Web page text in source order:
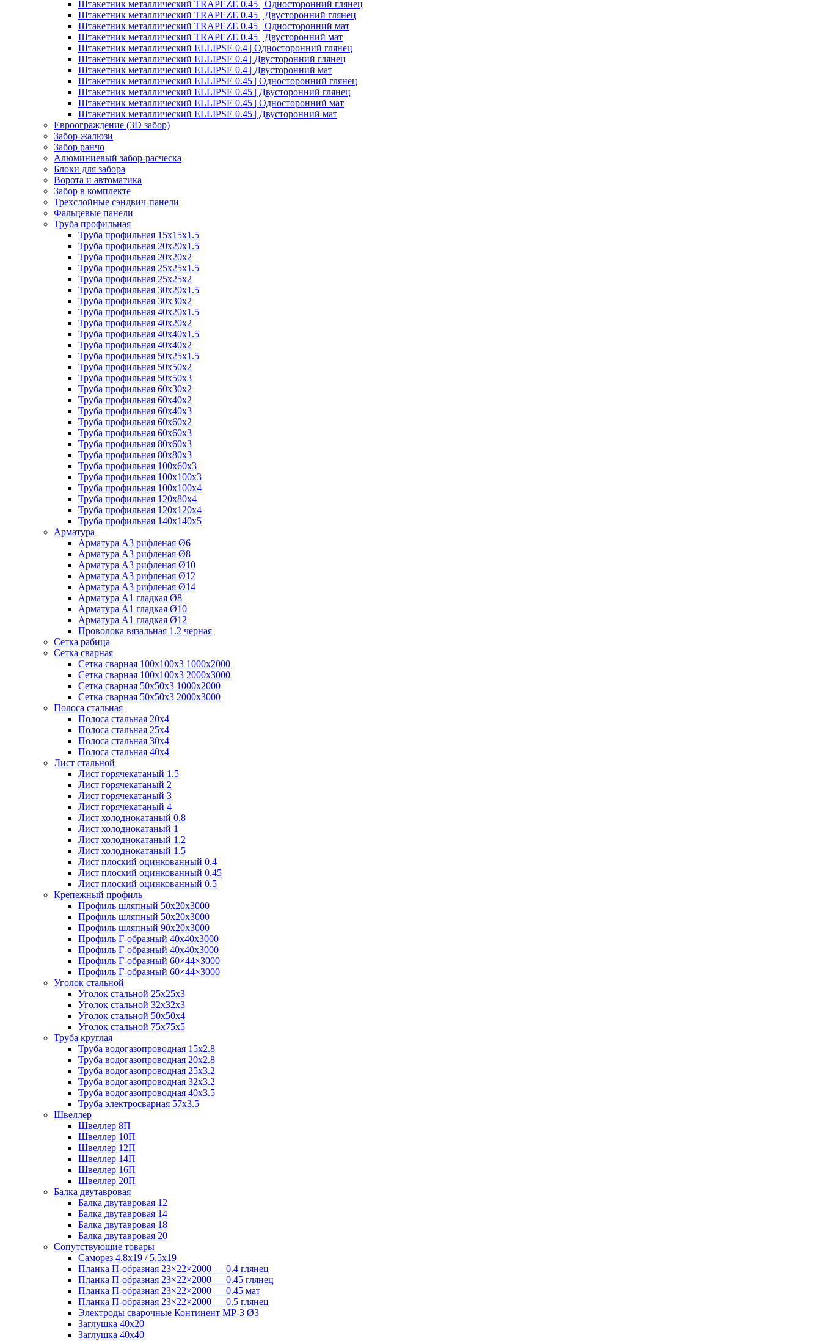
Штакетник металлический TRAPEZE 0.45 | Односторонний глянец
Штакетник металлический TRAPEZE 0.45 | Двусторонний глянец
Штакетник металлический TRAPEZE 0.45 | Односторонний мат
Штакетник металлический TRAPEZE 0.45 | Двусторонний мат
Штакетник металлический ELLIPSE 0.4 | Односторонний глянец
Штакетник металлический ELLIPSE 0.4 | Двусторонний глянец
Штакетник металлический ELLIPSE 0.4 | Двусторонний мат
Штакетник металлический ELLIPSE 0.45 | Односторонний глянец
Штакетник металлический ELLIPSE 0.45 | Двусторонний глянец
Штакетник металлический ELLIPSE 0.45 | Односторонний мат
Штакетник металлический ELLIPSE 0.45 | Двусторонний мат
Евроограждение (3D забор)
Забор-жалюзи
Забор ранчо
Алюминиевый забор-расческа
Блоки для забора
Ворота и автоматика
Забор в комплекте
Трехслойные сэндвич-панели
Фальцевые панели
Труба профильная
Труба профильная 15х15х1.5
Труба профильная 20х20х1.5
Труба профильная 20х20х2
Труба профильная 25х25х1.5
Труба профильная 25х25х2
Труба профильная 30х20х1.5
Труба профильная 30х30х2
Труба профильная 40х20х1.5
Труба профильная 40х20х2
Труба профильная 40х40х1.5
Труба профильная 40х40х2
Труба профильная 50х25х1.5
Труба профильная 50х50х2
Труба профильная 50х50х3
Труба профильная 60х30х2
Труба профильная 60х40х2
Труба профильная 60х40х3
Труба профильная 60х60х2
Труба профильная 60х60х3
Труба профильная 80х60х3
Труба профильная 80х80х3
Труба профильная 100х60х3
Труба профильная 100х100х3
Труба профильная 100х100х4
Труба профильная 120х80х4
Труба профильная 120х120х4
Труба профильная 140х140х5
Арматура
Арматура А3 рифленая Ø6
Арматура А3 рифленая Ø8
Арматура А3 рифленая Ø10
Арматура А3 рифленая Ø12
Арматура А3 рифленая Ø14
Арматура А1 гладкая Ø8
Арматура А1 гладкая Ø10
Арматура А1 гладкая Ø12
Проволока вязальная 1.2 черная
Cетка рабица
Сетка сварная
Сетка сварная 100х100х3 1000х2000
Сетка сварная 100х100х3 2000х3000
Сетка сварная 50х50х3 1000х2000
Сетка сварная 50х50х3 2000х3000
Полоса стальная
Полоса стальная 20х4
Полоса стальная 25х4
Полоса стальная 30х4
Полоса стальная 40х4
Лист стальной
Лист горячекатаный 1.5
Лист горячекатаный 2
Лист горячекатаный 3
Лист горячекатаный 4
Лист холоднокатаный 0.8
Лист холоднокатаный 1
Лист холоднокатаный 1.2
Лист холоднокатаный 1.5
Лист плоский оцинкованный 0.4
Лист плоский оцинкованный 0.45
Лист плоский оцинкованный 0.5
Крепежный профиль
Профиль шляпный 50х20х3000
Профиль шляпный 50х20х3000
Профиль шляпный 90х20х3000
Профиль Г-образный 40х40х3000
Профиль Г-образный 40х40х3000
Профиль Г-образный 60×44×3000
Профиль Г-образный 60×44×3000
Уголок стальной
Уголок стальной 25х25х3
Уголок стальной 32х32х3
Уголок стальной 50х50х4
Уголок стальной 75х75х5
Труба круглая
Труба водогазопроводная 15х2.8
Труба водогазопроводная 20х2.8
Труба водогазопроводная 25х3.2
Труба водогазопроводная 32х3.2
Труба водогазопроводная 40х3.5
Труба электросварная 57х3.5
Швеллер
Швеллер 8П
Швеллер 10П
Швеллер 12П
Швеллер 14П
Швеллер 16П
Швеллер 20П
Балка двутавровая
Балка двутавровая 12
Балка двутавровая 14
Балка двутавровая 18
Балка двутавровая 20
Сопутствующие товары
Саморез 4.8х19 / 5.5х19
Планка П-образная 23×22×2000 — 0.4 глянец
Планка П-образная 23×22×2000 — 0.45 глянец
Планка П-образная 23×22×2000 — 0.45 мат
Планка П-образная 23×22×2000 — 0.5 глянец
Электроды сварочные Континент МР-3 Ø3
Заглушка 40х20
Заглушка 40х40